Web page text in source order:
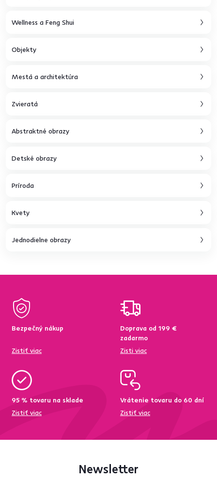
Wellness a Feng Shui
Objekty
Mestá a architektúra
Zvieratá
Abstraktné obrazy
Detské obrazy
Príroda
Kvety
Jednodielne obrazy
Bezpečný nákup
Zistiť viac
Doprava od 199 €
zadarmo
Zisti viac
95 % tovaru na sklade
Zistiť viac
Vrátenie tovaru do 60 dní
Zistiť viac
Newsletter